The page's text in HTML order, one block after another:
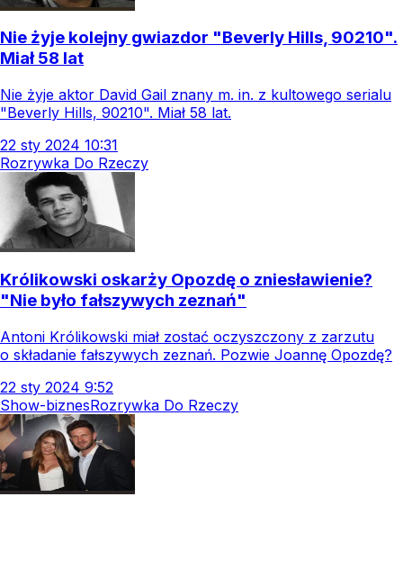
Nie żyje kolejny gwiazdor "Beverly Hills, 90210".
Miał 58 lat
Nie żyje aktor David Gail znany m. in. z kultowego serialu
"Beverly Hills, 90210". Miał 58 lat.
22 sty 2024 10:31
Rozrywka Do Rzeczy
Królikowski oskarży Opozdę o zniesławienie?
"Nie było fałszywych zeznań"
Antoni Królikowski miał zostać oczyszczony z zarzutu
o składanie fałszywych zeznań. Pozwie Joannę Opozdę?
22 sty 2024 9:52
Show-biznesRozrywka Do Rzeczy